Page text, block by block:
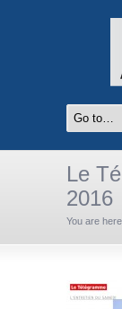
Le
2016
You are